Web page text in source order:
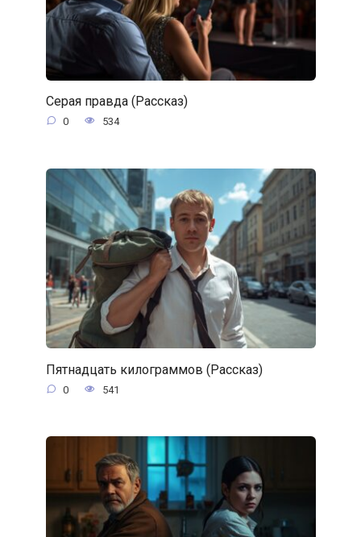
Серая правда (Рассказ)
0 534
Пятнадцать килограммов (Рассказ)
0 541